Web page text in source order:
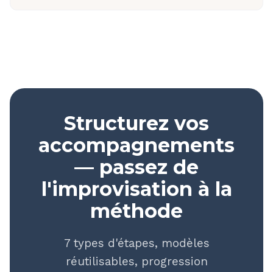
Structurez vos
accompagnements
— passez de
l'improvisation à la
méthode
7 types d'étapes, modèles
réutilisables, progression